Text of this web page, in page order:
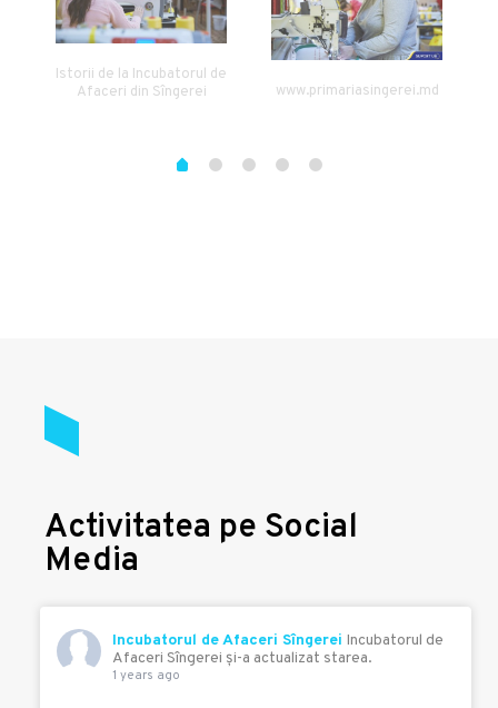
Istorii de la Incubatorul de
Afaceri din Sîngerei
www.primariasingerei.md
Activitatea pe Social
Media
Incubatorul de Afaceri Sîngerei Incubatorul de
Afaceri Sîngerei şi-a actualizat starea.
1 years ago